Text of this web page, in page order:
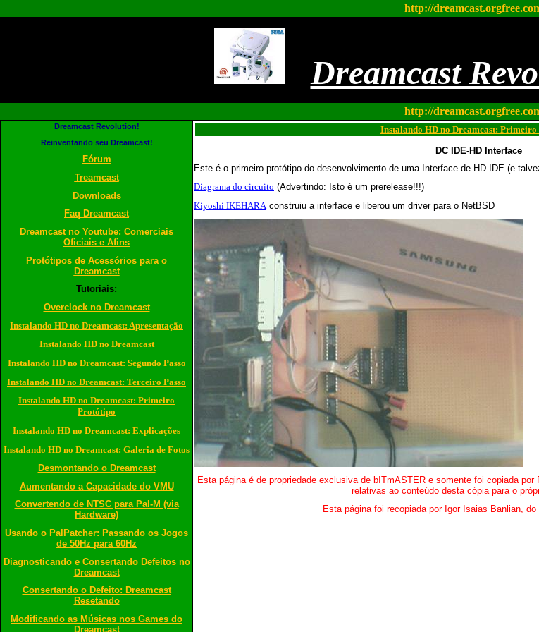
http://
Dreamcast
http://
Dreamcast Revolution!
Reinventando seu Dreamcast!
Fórum
Treamcast
Downloads
Faq Dreamcast
Dreamcast no Youtube: Comerciais
Oficiais e Afins
Protótipos de Acessórios para o
Dreamcast
Tutoriais:
Overclock no Dreamcast
Instalando HD no Dreamcast: Apresentação
Instalando HD no Dreamcast
Instalando HD no Dreamcast: Segundo Passo
Instalando HD no Dreamcast: Terceiro Passo
Instalando HD no Dreamcast: Primeiro
Protótipo
Instalando HD no Dreamcast: Explicações
Instalando HD no Dreamcast: Galeria de Fotos
Desmontando o Dreamcast
Aumentando a Capacidade do VMU
Convertendo de NTSC para Pal-M (via
Hardware)
Usando o PalPatcher: Passando os Jogos
de 50Hz para 60Hz
Diagnosticando e Consertando Defeitos no
Dreamcast
Consertando o Defeito: Dreamcast
Resetando
Modificando as Músicas nos Games do
Dreamcast
Instalando HD no Dreamcast:
DC IDE-HD Interface
Este é o primeiro protótipo do desenvolvimento de uma Interface de HD IDE (e
Diagrama do circuito (Advertindo: Isto é um prerelease!!!)
Kiyoshi IKEHARA construiu a interface e liberou um driver para o NetBSD
Esta página é de propriedade exclusiva de bITmASTER e somente foi copiada
relativas ao conteúdo desta cópia para o
Esta página foi recopiada por Igor Isaias Banlian, do